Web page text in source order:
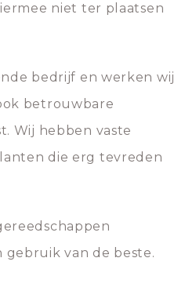
niet ter plaatsen
bedrijf en werken wij
betrouwbare
Wij hebben vaste
die erg tevreden
gebruik van de beste.